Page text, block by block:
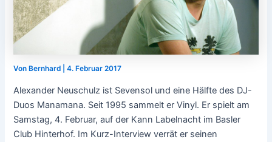
Von Bernhard |4. Februar 2017
Alexander Neuschulz ist Sevensol und eine Hälfte des DJ-
Duos Manamana. Seit 1995 sammelt er Vinyl. Er spielt am
Samstag, 4. Februar, auf der Kann Labelnacht im Basler
Club Hinterhof. Im Kurz-Interview verrät er seinen